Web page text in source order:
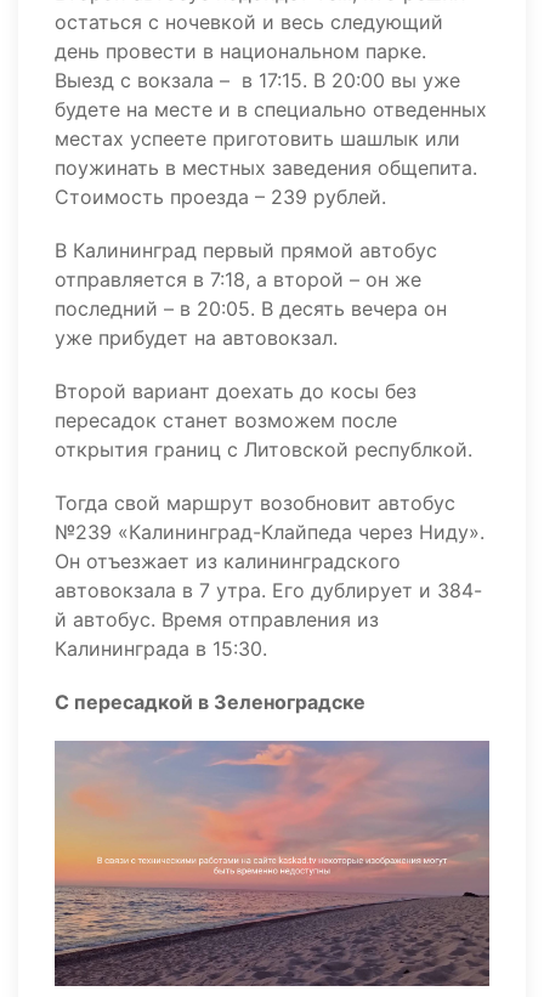
остаться с ночевкой и весь следующий
день провести в национальном парке.
Выезд с вокзала – в 17:15. В 20:00 вы уже
будете на месте и в специально отведенных
местах успеете приготовить шашлык или
поужинать в местных заведения общепита.
Стоимость проезда – 239 рублей.
В Калининград первый прямой автобус
отправляется в 7:18, а второй – он же
последний – в 20:05. В десять вечера он
уже прибудет на автовокзал.
Второй вариант доехать до косы без
пересадок станет возможем после
открытия границ с Литовской республкой.
Тогда свой маршрут возобновит автобус
№239 «Калининград-Клайпеда через Ниду».
Он отъезжает из калининградского
автовокзала в 7 утра. Его дублирует и 384-
й автобус. Время отправления из
Калининграда в 15:30.
С пересадкой в Зеленоградске